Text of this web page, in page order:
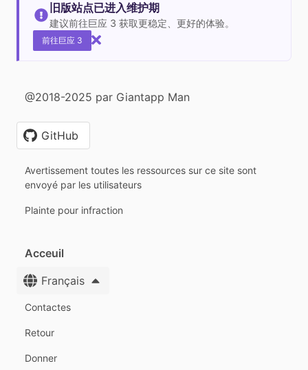
旧版站点已进入维护期
建议前往巨应 3 获取更稳定、更好的体验。
前往巨应 3
@2018-2025 par Giantapp Man
GitHub
Avertissement toutes les ressources sur ce site sont
envoyé par les utilisateurs
Plainte pour infraction
Acceuil
Français
Contactes
Retour
Donner